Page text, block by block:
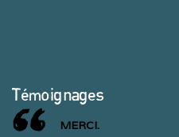
Témoignages
MERCI.